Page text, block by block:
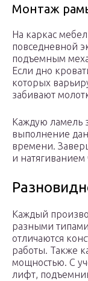
Монтаж
На каркас
повседневной
подъемным
Если дно
которых
забивают
Каждую ламель
выполнение
времени.
и натягиванием
Каждый
разными
отличаются
работы. Также
мощностью. С
лифт,